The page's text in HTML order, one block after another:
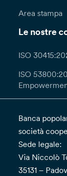
Area stampa
Le nostre
ISO
ISO
Banca
società
Sede legale:
Via Niccolò
35131 –